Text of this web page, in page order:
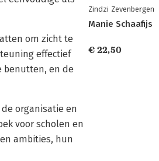
om zicht te
effectief
benutten, en de
organisatie en
voor scholen en
ambities, hun
Zindzi Zevenbergen
Manie Schaafijs
€ 22,50